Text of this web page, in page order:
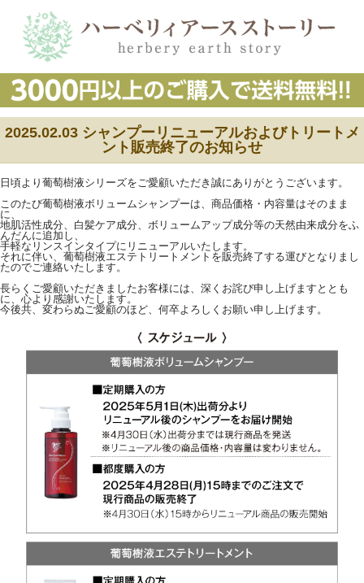
2025.02.03 シャンプーリニューアルおよびトリートメ
ント販売終了のお知らせ
日頃より葡萄樹液シリーズをご愛顧いただき誠にありがとうございます。
このたび葡萄樹液ボリュームシャンプーは、商品価格・内容量はそのまま
に、
地肌活性成分、白髪ケア成分、ボリュームアップ成分等の天然由来成分をふ
んだんに追加し、
手軽なリンスインタイプにリニューアルいたします。
それに伴い、葡萄樹液エステトリートメントを販売終了する運びとなりまし
たのでご連絡いたします。
長らくご愛顧いただきましたお客様には、深くお詫び申し上げますととも
に、心より感謝いたします。
今後共、変わらぬご愛顧のほど、何卒よろしくお願い申し上げます。